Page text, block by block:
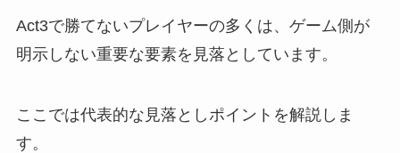
Act3で勝てないプレイヤーの多くは、ゲーム側が
明示しない重要な要素を見落としています。
ここでは代表的な見落としポイントを解説しま
す。